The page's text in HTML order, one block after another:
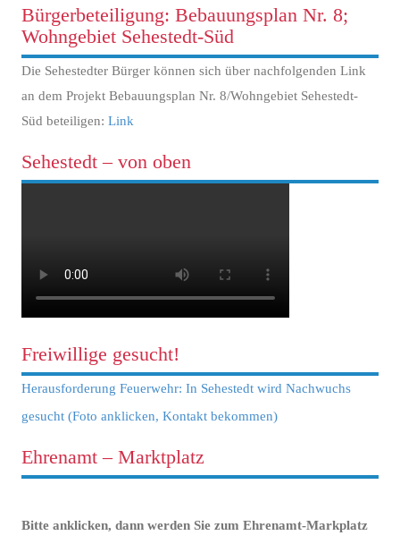
Bürgerbeteiligung: Bebauungsplan Nr. 8;
Wohngebiet Sehestedt-Süd
Die Sehestedter Bürger können sich über nachfolgenden Link
an dem Projekt Bebauungsplan Nr. 8/Wohngebiet Sehestedt-
Süd beteiligen: Link
Sehestedt – von oben
Freiwillige gesucht!
Herausforderung Feuerwehr: In Sehestedt wird Nachwuchs
gesucht (Foto anklicken, Kontakt bekommen)
Ehrenamt – Marktplatz
Bitte anklicken, dann werden Sie zum Ehrenamt-Markplatz